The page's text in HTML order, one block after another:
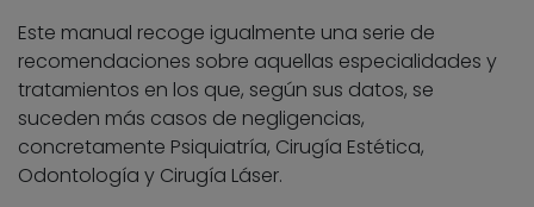
Este manual recoge igualmente una serie de
recomendaciones sobre aquellas especialidades y
tratamientos en los que, según sus datos, se
suceden más casos de negligencias,
concretamente Psiquiatría, Cirugía Estética,
Odontología y Cirugía Láser.